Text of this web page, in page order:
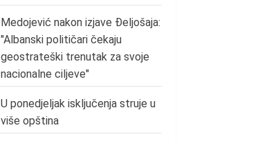
Medojević nakon izjave Đeljošaja:
"Albanski političari čekaju
geostrateški trenutak za svoje
nacionalne ciljeve"
U ponedjeljak isključenja struje u
više opština